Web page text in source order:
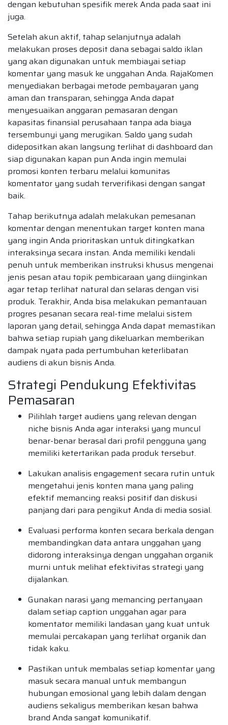
dengan kebutuhan spesifik merek Anda pada saat ini
juga.
Setelah akun aktif, tahap selanjutnya adalah
melakukan proses deposit dana sebagai saldo iklan
yang akan digunakan untuk membiayai setiap
komentar yang masuk ke unggahan Anda. RajaKomen
menyediakan berbagai metode pembayaran yang
aman dan transparan, sehingga Anda dapat
menyesuaikan anggaran pemasaran dengan
kapasitas finansial perusahaan tanpa ada biaya
tersembunyi yang merugikan. Saldo yang sudah
didepositkan akan langsung terlihat di dashboard dan
siap digunakan kapan pun Anda ingin memulai
promosi konten terbaru melalui komunitas
komentator yang sudah terverifikasi dengan sangat
baik.
Tahap berikutnya adalah melakukan pemesanan
komentar dengan menentukan target konten mana
yang ingin Anda prioritaskan untuk ditingkatkan
interaksinya secara instan. Anda memiliki kendali
penuh untuk memberikan instruksi khusus mengenai
jenis pesan atau topik pembicaraan yang diinginkan
agar tetap terlihat natural dan selaras dengan visi
produk. Terakhir, Anda bisa melakukan pemantauan
progres pesanan secara real-time melalui sistem
laporan yang detail, sehingga Anda dapat memastikan
bahwa setiap rupiah yang dikeluarkan memberikan
dampak nyata pada pertumbuhan keterlibatan
audiens di akun bisnis Anda.
Strategi Pendukung Efektivitas
Pemasaran
Pilihlah target audiens yang relevan dengan
niche bisnis Anda agar interaksi yang muncul
benar-benar berasal dari profil pengguna yang
memiliki ketertarikan pada produk tersebut.
Lakukan analisis engagement secara rutin untuk
mengetahui jenis konten mana yang paling
efektif memancing reaksi positif dan diskusi
panjang dari para pengikut Anda di media sosial.
Evaluasi performa konten secara berkala dengan
membandingkan data antara unggahan yang
didorong interaksinya dengan unggahan organik
murni untuk melihat efektivitas strategi yang
dijalankan.
Gunakan narasi yang memancing pertanyaan
dalam setiap caption unggahan agar para
komentator memiliki landasan yang kuat untuk
memulai percakapan yang terlihat organik dan
tidak kaku.
Pastikan untuk membalas setiap komentar yang
masuk secara manual untuk membangun
hubungan emosional yang lebih dalam dengan
audiens sekaligus memberikan kesan bahwa
brand Anda sangat komunikatif.